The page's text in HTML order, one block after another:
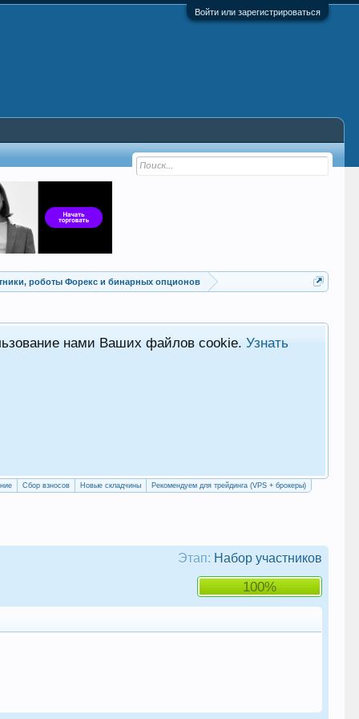
Войти или зарегистрироваться
Советники, роботы Форекс и бинарных опционов
нами Ваших файлов cookie.Узнать
Сбор взносов Новые складчины Рекомендуем для трейдинга (VPS + брокеры)
Этап: Набор участников
100%